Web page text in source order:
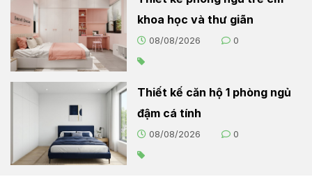
khoa học và thư giãn
08/08/2026 0
Thiết kế căn hộ 1 phòng ngủ
đậm cá tính
08/08/2026 0